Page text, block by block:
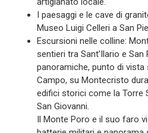
I paesaggi e le cave di
Museo Luigi Celleri a San
Escursioni nelle colline:
sentieri tra Sant’Ilario e San
panoramiche, punto di vista
Campo, su Montecristo
edifici storici come la Torre
San Giovanni.
Il Monte Poro e il suo faro